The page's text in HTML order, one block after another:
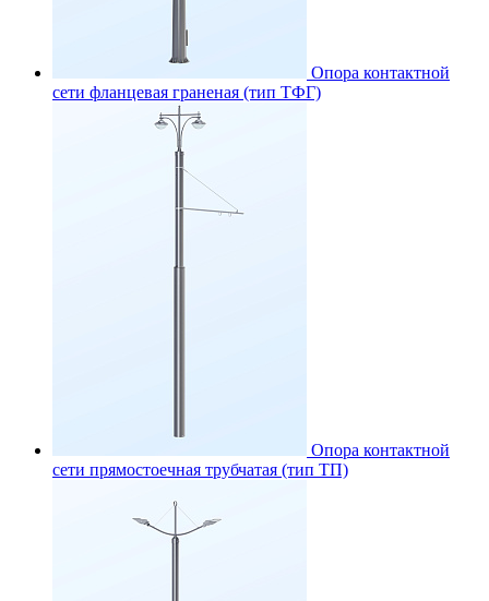
Опора контактной
сети фланцевая граненая (тип ТФГ)
Опора контактной
сети прямостоечная трубчатая (тип ТП)